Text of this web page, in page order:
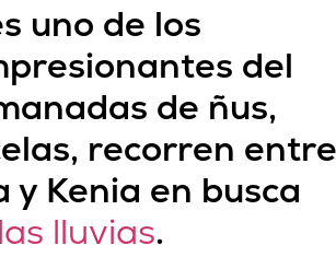
uno de los
del
de ñus,
recorren entre
Kenia en busca
lluvias.